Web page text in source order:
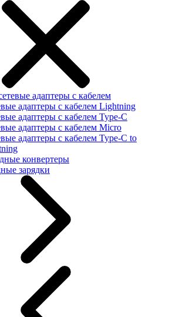
адаптеры с кабелем
адаптеры с кабелем Lightning
адаптеры с кабелем Type-C
адаптеры с кабелем Micro
адаптеры с кабелем Type-C to
конвертеры
зарядки